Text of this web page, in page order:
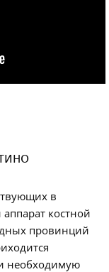
в
костной
провинций
необходимую